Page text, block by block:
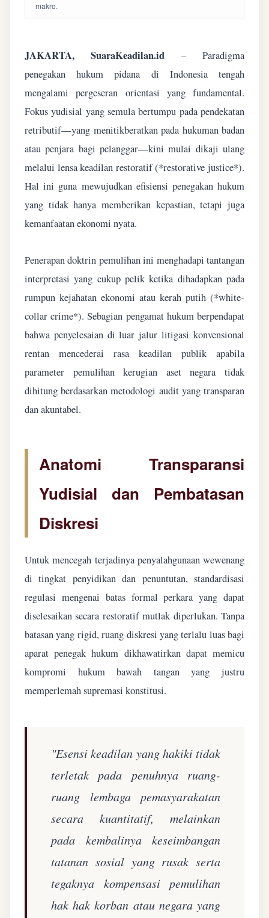
makro.
JAKARTA, SuaraKeadilan.id – Paradigma
penegakan hukum pidana di Indonesia tengah
mengalami pergeseran orientasi yang fundamental.
Fokus yudisial yang semula bertumpu pada pendekatan
retributif—yang menitikberatkan pada hukuman badan
atau penjara bagi pelanggar—kini mulai dikaji ulang
melalui lensa keadilan restoratif (*restorative justice*).
Hal ini guna mewujudkan efisiensi penegakan hukum
yang tidak hanya memberikan kepastian, tetapi juga
kemanfaatan ekonomi nyata.
Penerapan doktrin pemulihan ini menghadapi tantangan
interpretasi yang cukup pelik ketika dihadapkan pada
rumpun kejahatan ekonomi atau kerah putih (*white-
collar crime*). Sebagian pengamat hukum berpendapat
bahwa penyelesaian di luar jalur litigasi konvensional
rentan mencederai rasa keadilan publik apabila
parameter pemulihan kerugian aset negara tidak
dihitung berdasarkan metodologi audit yang transparan
dan akuntabel.
Anatomi Transparansi
Yudisial dan Pembatasan
Diskresi
Untuk mencegah terjadinya penyalahgunaan wewenang
di tingkat penyidikan dan penuntutan, standardisasi
regulasi mengenai batas formal perkara yang dapat
diselesaikan secara restoratif mutlak diperlukan. Tanpa
batasan yang rigid, ruang diskresi yang terlalu luas bagi
aparat penegak hukum dikhawatirkan dapat memicu
kompromi hukum bawah tangan yang justru
memperlemah supremasi konstitusi.
"Esensi keadilan yang hakiki tidak
terletak pada penuhnya ruang-
ruang lembaga pemasyarakatan
secara kuantitatif, melainkan
pada kembalinya keseimbangan
tatanan sosial yang rusak serta
tegaknya kompensasi pemulihan
hak hak korban atau negara yang